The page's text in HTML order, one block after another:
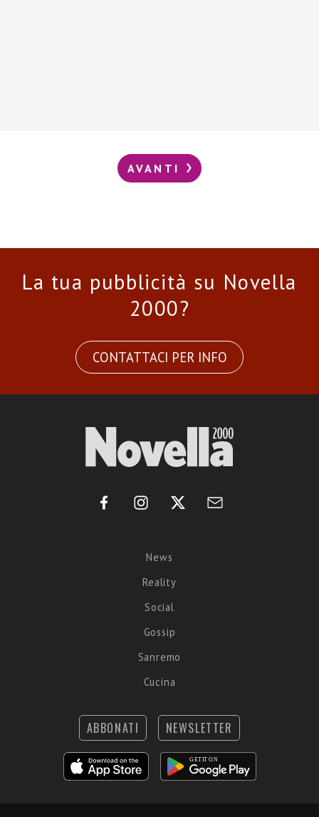
AVANTI
La tua pubblicità su Novella
2000?
CONTATTACI PER INFO
News
Reality
Social
Gossip
Sanremo
Cucina
ABBONATI NEWSLETTER